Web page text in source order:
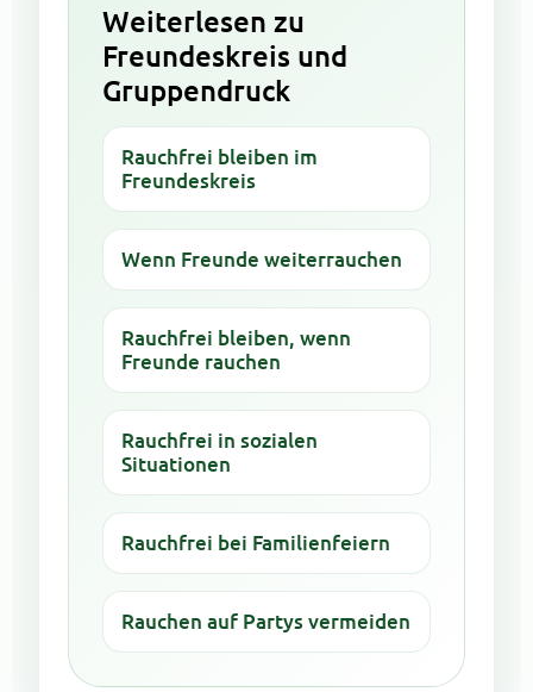
Weiterlesen zu
Freundeskreis und
Gruppendruck
Rauchfrei bleiben im
Freundeskreis
Wenn Freunde weiterrauchen
Rauchfrei bleiben, wenn
Freunde rauchen
Rauchfrei in sozialen
Situationen
Rauchfrei bei Familienfeiern
Rauchen auf Partys vermeiden